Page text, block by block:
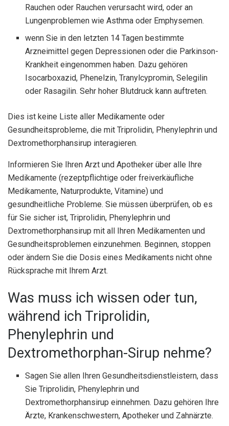
Rauchen oder Rauchen verursacht wird, oder an
Lungenproblemen wie Asthma oder Emphysemen.
wenn Sie in den letzten 14 Tagen bestimmte
Arzneimittel gegen Depressionen oder die Parkinson-
Krankheit eingenommen haben. Dazu gehören
Isocarboxazid, Phenelzin, Tranylcypromin, Selegilin
oder Rasagilin. Sehr hoher Blutdruck kann auftreten.
Dies ist keine Liste aller Medikamente oder
Gesundheitsprobleme, die mit Triprolidin, Phenylephrin und
Dextromethorphansirup interagieren.
Informieren Sie Ihren Arzt und Apotheker über alle Ihre
Medikamente (rezeptpflichtige oder freiverkäufliche
Medikamente, Naturprodukte, Vitamine) und
gesundheitliche Probleme. Sie müssen überprüfen, ob es
für Sie sicher ist, Triprolidin, Phenylephrin und
Dextromethorphansirup mit all Ihren Medikamenten und
Gesundheitsproblemen einzunehmen. Beginnen, stoppen
oder ändern Sie die Dosis eines Medikaments nicht ohne
Rücksprache mit Ihrem Arzt.
Was muss ich wissen oder tun,
während ich Triprolidin,
Phenylephrin und
Dextromethorphan-Sirup nehme?
Sagen Sie allen Ihren Gesundheitsdienstleistern, dass
Sie Triprolidin, Phenylephrin und
Dextromethorphansirup einnehmen. Dazu gehören Ihre
Ärzte, Krankenschwestern, Apotheker und Zahnärzte.